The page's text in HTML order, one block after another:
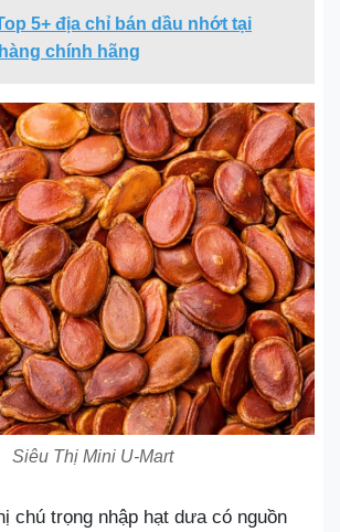
5+ địa chỉ bán dầu nhớt tại
chính hãng
Siêu Thị Mini U-Mart
chú trọng nhập hạt dưa có nguồn